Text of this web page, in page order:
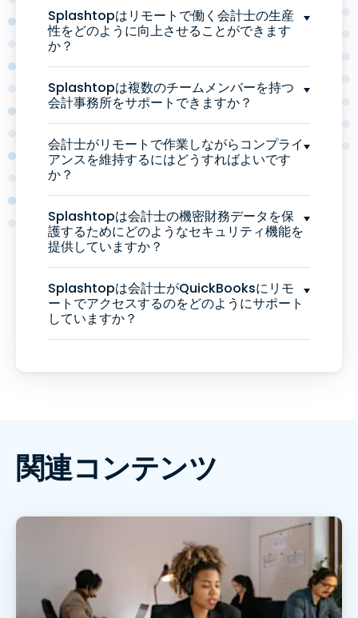
Splashtopはリモートで働く会計士の生産
性をどのように向上させることができます
か？
Splashtopは複数のチームメンバーを持つ
会計事務所をサポートできますか？
会計士がリモートで作業しながらコンプライ
アンスを維持するにはどうすればよいです
か？
Splashtopは会計士の機密財務データを保
護するためにどのようなセキュリティ機能を
提供していますか？
Splashtopは会計士がQuickBooksにリモ
ートでアクセスするのをどのようにサポート
していますか？
関連コンテンツ